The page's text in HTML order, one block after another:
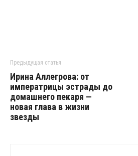
Предыдущая статья
Ирина Аллегрова: от
императрицы эстрады до
домашнего пекаря —
новая глава в жизни
звезды